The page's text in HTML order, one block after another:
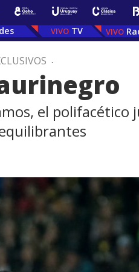
TV
.
el polifacético